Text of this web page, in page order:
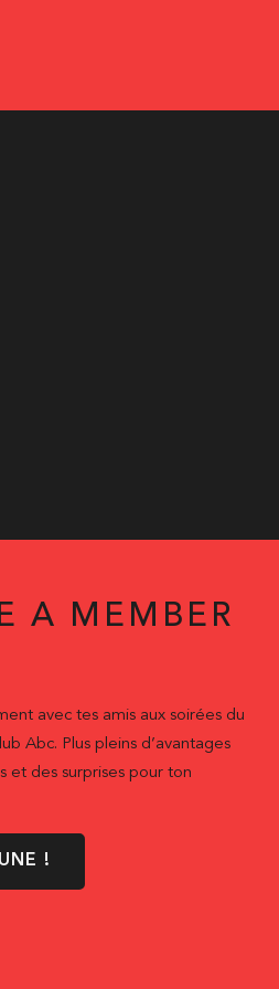
A MEMBER
avec tes amis aux soirées du
Abc. Plus pleins d’avantages
et des surprises pour ton
!